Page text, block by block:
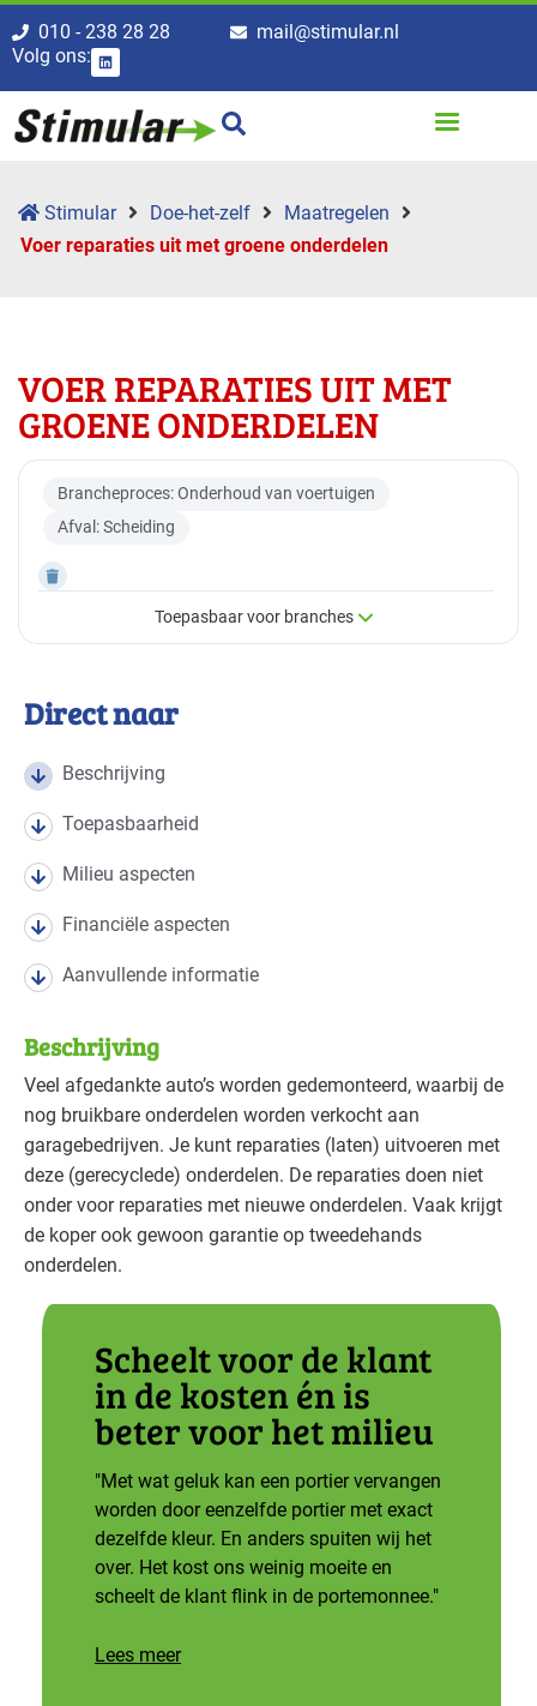
010 - 238 28 28
mail@stimular.nl
Volg ons:
Stimular Doe-het-zelf
Maatregelen
Voer reparaties uit met groene onderdelen
VOER REPARATIES UIT MET
GROENE ONDERDELEN
Brancheproces: Onderhoud van voertuigen
Afval: Scheiding
Toepasbaar voor branches
Toepasbaar voor branches
branches
Autobranche - autoschadeherstel
Autobranche - garage en handel
Bouw - schilders en onderhoud
Bouwmaterialen - beton Gevorderd
Brandweer Gevorderd
Handel en distributie Basis
Direct naar
Beschrijving
Toepasbaarheid
Milieu aspecten
Financiële aspecten
Aanvullende informatie
Beschrijving
Veel afgedankte auto’s worden gedemonteerd, waarbij de
nog bruikbare onderdelen worden verkocht aan
garagebedrijven. Je kunt reparaties (laten) uitvoeren met
deze (gerecyclede) onderdelen. De reparaties doen niet
onder voor reparaties met nieuwe onderdelen. Vaak krijgt
de koper ook gewoon garantie op tweedehands
onderdelen.
Scheelt voor de klant
in de kosten én is
beter voor het milieu
"Met wat geluk kan een portier vervangen
worden door eenzelfde portier met exact
dezelfde kleur. En anders spuiten wij het
over. Het kost ons weinig moeite en
scheelt de klant flink in de portemonnee."
Lees meer